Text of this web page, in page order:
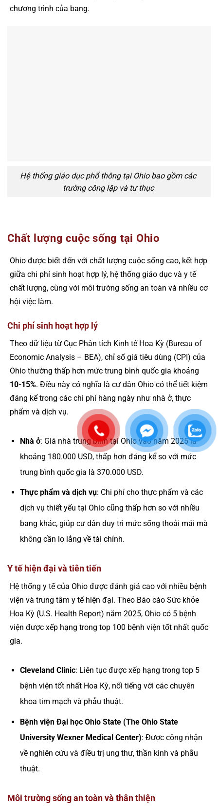
chương trình của bang.
Hệ thống giáo dục phổ thông tại Ohio bao gồm các
trường công lập và tư thục
Chất lượng cuộc sống tại Ohio
Ohio được biết đến với chất lượng cuộc sống cao, kết hợp
giữa chi phí sinh hoạt hợp lý, hệ thống giáo dục và y tế
chất lượng, cùng với môi trường sống an toàn và nhiều cơ
hội việc làm.
Chi phí sinh hoạt hợp lý
Theo dữ liệu từ Cục Phân tích Kinh tế Hoa Kỳ (Bureau of
Economic Analysis – BEA), chỉ số giá tiêu dùng (CPI) của
Ohio thường thấp hơn mức trung bình quốc gia khoảng
10-15%. Điều này có nghĩa là cư dân Ohio có thể tiết kiệm
đáng kể trong các chi phí hàng ngày như nhà ở, thực
phẩm và dịch vụ.
Nhà ở: Giá nhà trung bình tại Ohio vào năm 2025 là
khoảng 180.000 USD, thấp hơn đáng kể so với mức
trung bình quốc gia là 370.000 USD.
Thực phẩm và dịch vụ: Chi phí cho thực phẩm và các
dịch vụ thiết yếu tại Ohio cũng thấp hơn so với nhiều
bang khác, giúp cư dân duy trì mức sống thoải mái mà
không cần lo lắng về tài chính.
Y tế hiện đại và tiên tiến
Hệ thống y tế của Ohio được đánh giá cao với nhiều bệnh
viện và trung tâm y tế hiện đại. Theo Báo cáo Sức khỏe
Hoa Kỳ (U.S. Health Report) năm 2025, Ohio có 5 bệnh
viện được xếp hạng trong top 100 bệnh viện tốt nhất quốc
gia.
Cleveland Clinic: Liên tục được xếp hạng trong top 5
bệnh viện tốt nhất Hoa Kỳ, nổi tiếng với các chuyên
khoa tim mạch và phẫu thuật.
Bệnh viện Đại học Ohio State (The Ohio State
University Wexner Medical Center): Được công nhận
về nghiên cứu và điều trị ung thư, thần kinh và phẫu
thuật.
Môi trường sống an toàn và thân thiện